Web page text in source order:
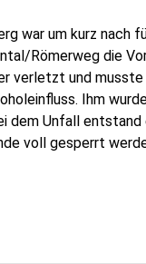
war um kurz nach
Römerweg die
verletzt und
Ihm
dem Unfall entstand
voll gesperrt